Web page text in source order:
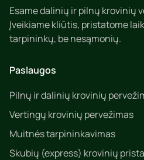
Esame dalinių ir pilnų krovinių
Įveikiame kliūtis, pristatome
tarpininkų, be nesąmonių.
Paslaugos
Pilnų ir dalinių krovinių
Vertingų krovinių pervežimas
Muitnės tarpininkavimas
Skubių (express) krovinių